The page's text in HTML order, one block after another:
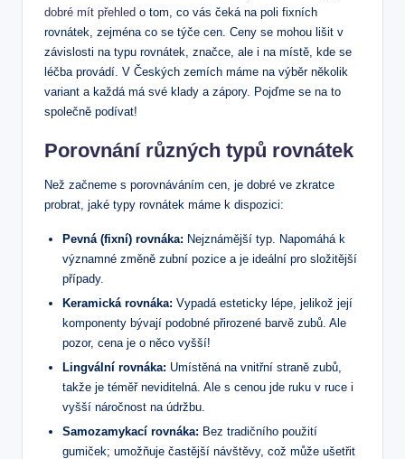
dobré mít přehled o tom, co vás čeká na poli fixních
rovnátek, zejména co se týče cen. Ceny se mohou lišit v
závislosti na typu rovnátek, značce, ale i na místě, kde se
léčba provádí. V Českých zemích máme na výběr několik
variant a každá má své klady a zápory. Pojďme se na to
společně podívat!
Porovnání různých typů rovnátek
Než začneme s porovnáváním cen, je dobré ve zkratce
probrat, jaké typy rovnátek máme k dispozici:
Pevná (fixní) rovnáka: Nejznámější typ. Napomáhá k
významné změně zubní pozice a je ideální pro složitější
případy.
Keramická rovnáka: Vypadá esteticky lépe, jelikož její
komponenty bývají podobné přirozené barvě zubů. Ale
pozor, cena je o něco vyšší!
Lingvální rovnáka: Umístěná na vnitřní straně zubů,
takže je téměř neviditelná. Ale s cenou jde ruku v ruce i
vyšší náročnost na údržbu.
Samozamykací rovnáka: Bez tradičního použití
gumiček; umožňuje častější návštěvy, což může ušetřit